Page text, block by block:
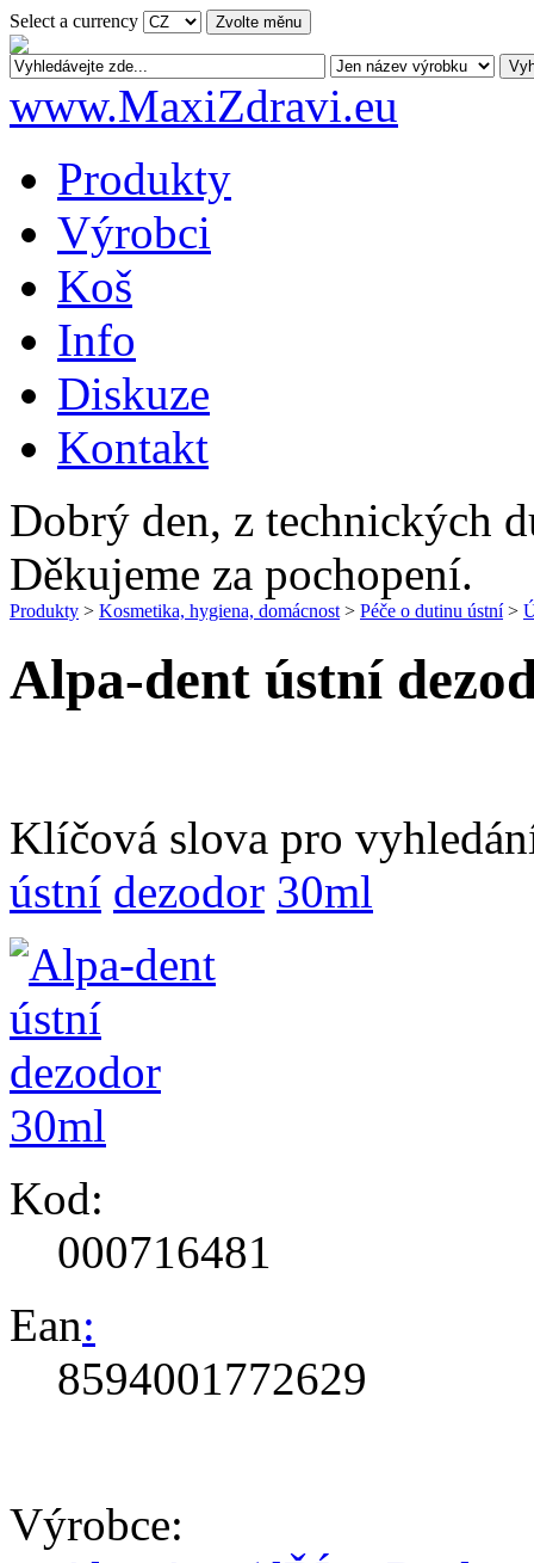
Select a currency
www.MaxiZdravi.eu
Produkty
Výrobci
Koš
Info
Diskuze
Kontakt
Dobrý den, z technických
Děkujeme za pochopení.
Produkty > Kosmetika, hygiena, domácnost > Péče o dutinu ústní>
Alpa-dent ústní
Klíčová slova pro
ústní dezodor 30ml
Kod:
000716481
Ean:
8594001772629
Výrobce: